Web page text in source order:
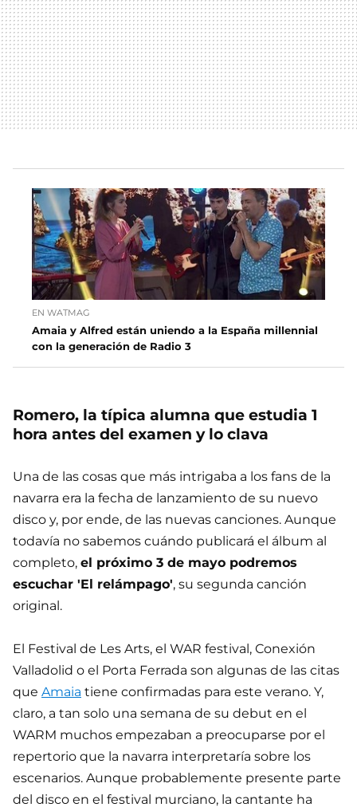
EN WATMAG
Amaia y Alfred están uniendo a la España millennial
con la generación de Radio 3
Romero, la típica alumna que estudia 1
hora antes del examen y lo clava
Una de las cosas que más intrigaba a los fans de la
navarra era la fecha de lanzamiento de su nuevo
disco y, por ende, de las nuevas canciones. Aunque
todavía no sabemos cuándo publicará el álbum al
completo, el próximo 3 de mayo podremos
escuchar 'El relámpago', su segunda canción
original.
El Festival de Les Arts, el WAR festival, Conexión
Valladolid o el Porta Ferrada son algunas de las citas
que Amaia tiene confirmadas para este verano. Y,
claro, a tan solo una semana de su debut en el
WARM muchos empezaban a preocuparse por el
repertorio que la navarra interpretaría sobre los
escenarios. Aunque probablemente presente parte
del disco en el festival murciano, la cantante ha